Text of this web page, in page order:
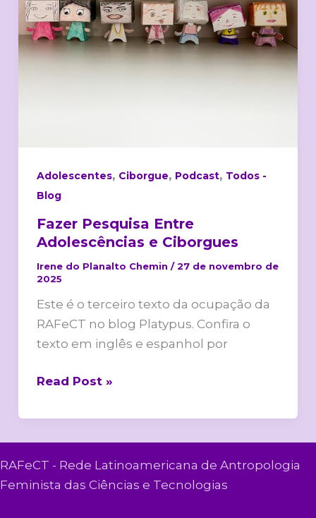
Adolescentes, Ciborgue, Podcast, Todos -
Blog
Fazer Pesquisa Entre
Adolescências e Ciborgues
Irene do Planalto Chemin /27 de novembro de
2025
Este é o terceiro texto da ocupação da
RAFeCT no blog Platypus. Confira o
texto em inglês e espanhol por
Ciborgues
Read Post »
RAFeCT - Rede Latinoamericana de Antropologia
Feminista das Ciências e Tecnologias